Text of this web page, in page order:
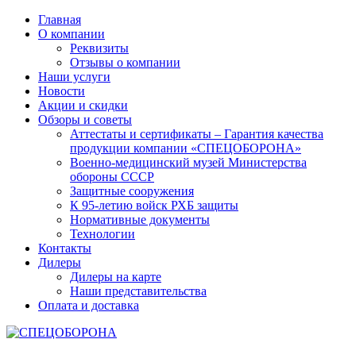
Главная
О компании
Реквизиты
Отзывы о компании
Наши услуги
Новости
Акции и скидки
Обзоры и советы
Аттестаты и сертификаты – Гарантия качества
продукции компании «СПЕЦОБОРОНА»
Военно-медицинский музей Министерства
обороны СССР
Защитные сооружения
К 95-летию войск РХБ защиты
Нормативные документы
Технологии
Контакты
Дилеры
Дилеры на карте
Наши представительства
Оплата и доставка